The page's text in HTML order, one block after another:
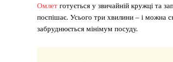
Омлет готується у звичайній кружці та
поспішає. Усього три хвилини – і можна
забруднюється мінімум посуду.